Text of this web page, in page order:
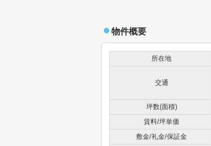
物件概要
所在地
交通
坪数(面積)
賃料/坪単価
敷金/礼金/保証金